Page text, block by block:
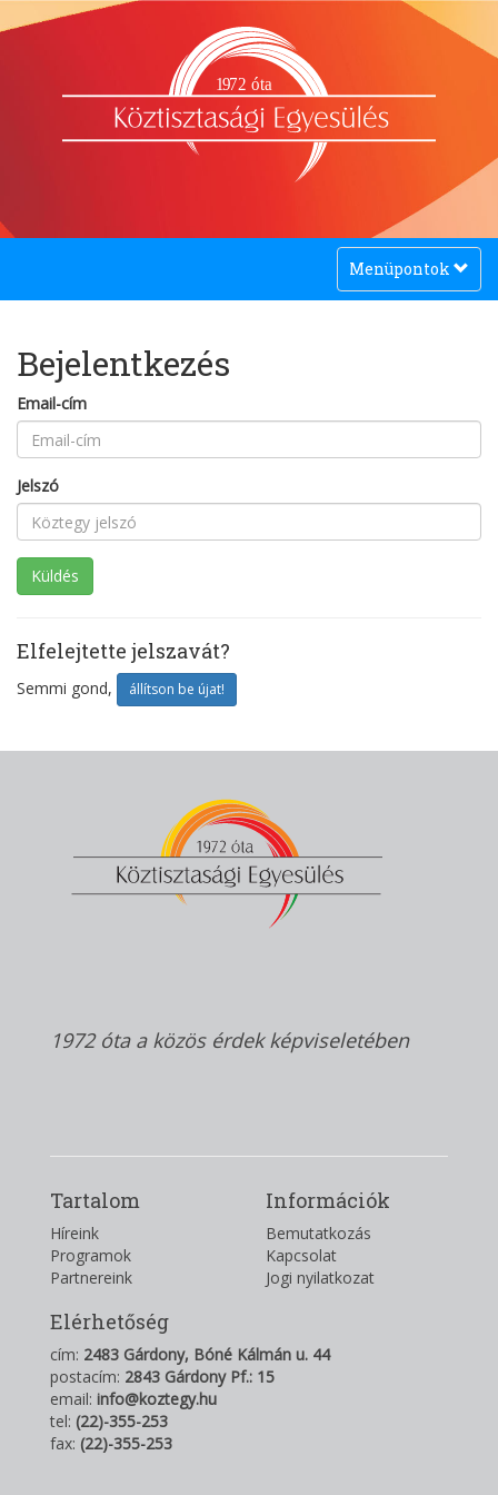
1972 óta
Toggle
navigation
Menüpontok
Bejelentkezés
Email-cím
Jelszó
Elfelejtette jelszavát?
Semmi gond, állítson be újat!
1972 óta a közös érdek képviseletében
Tartalom
Híreink
Programok
Partnereink
Információk
Bemutatkozás
Kapcsolat
Jogi nyilatkozat
Elérhetőség
cím: 2483 Gárdony, Bóné Kálmán u. 44
postacím: 2843 Gárdony Pf.: 15
email: info@koztegy.hu
tel: (22)-355-253
fax: (22)-355-253